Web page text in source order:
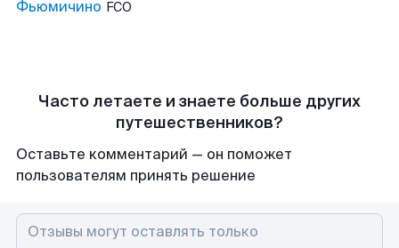
Фьюмичино FCO
Часто летаете и знаете больше других
путешественников?
Оставьте комментарий — он поможет
пользователям принять решение